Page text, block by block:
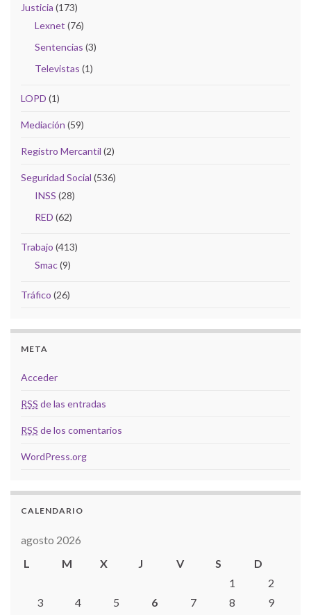
Justicia (173)
Lexnet (76)
Sentencias (3)
Televistas (1)
LOPD (1)
Mediación (59)
Registro Mercantil (2)
Seguridad Social (536)
INSS (28)
RED (62)
Trabajo (413)
Smac(9)
Tráfico (26)
META
Acceder
RSS de las entradas
RSS de los comentarios
WordPress.org
CALENDARIO
agosto 2026
L
M X J V S
D
1
2
3
4 5 6 7 8
9